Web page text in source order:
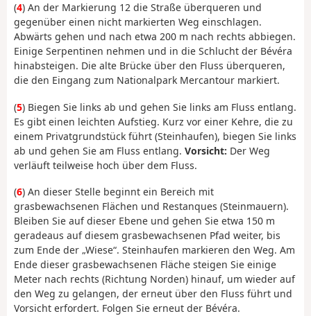
(4) An der Markierung 12 die Straße überqueren und
gegenüber einen nicht markierten Weg einschlagen.
Abwärts gehen und nach etwa 200 m nach rechts abbiegen.
Einige Serpentinen nehmen und in die Schlucht der Bévéra
hinabsteigen. Die alte Brücke über den Fluss überqueren,
die den Eingang zum Nationalpark Mercantour markiert.
(5) Biegen Sie links ab und gehen Sie links am Fluss entlang.
Es gibt einen leichten Aufstieg. Kurz vor einer Kehre, die zu
einem Privatgrundstück führt (Steinhaufen), biegen Sie links
ab und gehen Sie am Fluss entlang. Vorsicht: Der Weg
verläuft teilweise hoch über dem Fluss.
(6) An dieser Stelle beginnt ein Bereich mit
grasbewachsenen Flächen und Restanques (Steinmauern).
Bleiben Sie auf dieser Ebene und gehen Sie etwa 150 m
geradeaus auf diesem grasbewachsenen Pfad weiter, bis
zum Ende der „Wiese“. Steinhaufen markieren den Weg. Am
Ende dieser grasbewachsenen Fläche steigen Sie einige
Meter nach rechts (Richtung Norden) hinauf, um wieder auf
den Weg zu gelangen, der erneut über den Fluss führt und
Vorsicht erfordert. Folgen Sie erneut der Bévéra.